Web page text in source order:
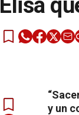
Elisa
y un